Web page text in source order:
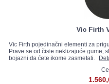
Vic Firth
Vic Firth pojedinačni elementi za
Prave se od čiste neklizajuće gume,
bojazni da ćete ikome zasmetati.